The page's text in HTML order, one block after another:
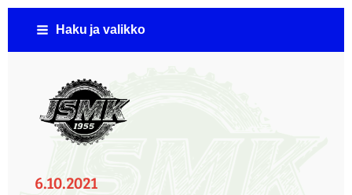
Siirry
Haku ja valikko
Jämsän Seudun Moottorikerho ( JSMK )
6.10.2021